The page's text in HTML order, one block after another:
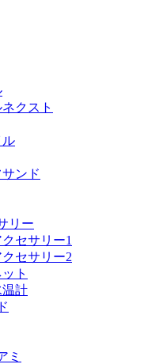
クスト
ル
ンド
リー
セサリー1
セサリー2
ト
温計
ミ